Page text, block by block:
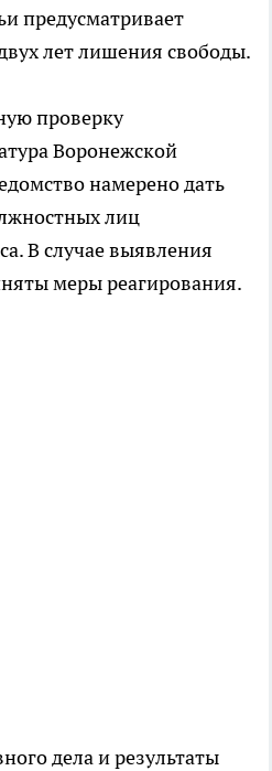
предусматривает
лет лишения свободы.
проверку
Воронежской
намерено дать
лиц
В случае выявления
меры реагирования.
дела и результаты